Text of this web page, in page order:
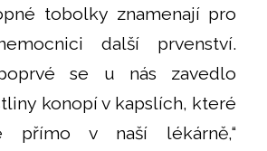
tobolky znamenají pro
další prvenství.
se u nás zavedlo
konopí v kapslích, které
přímo v naší lékárně,“